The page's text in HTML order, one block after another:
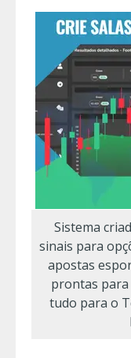
Sistema
sinais para
apostas
prontas para
tudo para o